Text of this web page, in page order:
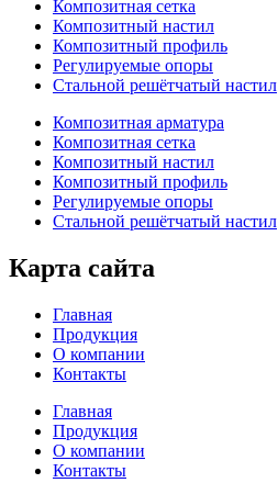
Композитная сетка
Композитный настил
Композитный профиль
Регулируемые опоры
Стальной решётчатый настил
Композитная арматура
Композитная сетка
Композитный настил
Композитный профиль
Регулируемые опоры
Стальной решётчатый настил
Карта сайта
Главная
Продукция
О компании
Контакты
Главная
Продукция
О компании
Контакты